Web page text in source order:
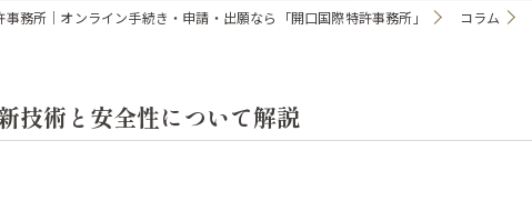
発明
事務所｜オンライン手続き・申請・出願なら「開口国際特許事務所」 コラム
技術と安全性について解説